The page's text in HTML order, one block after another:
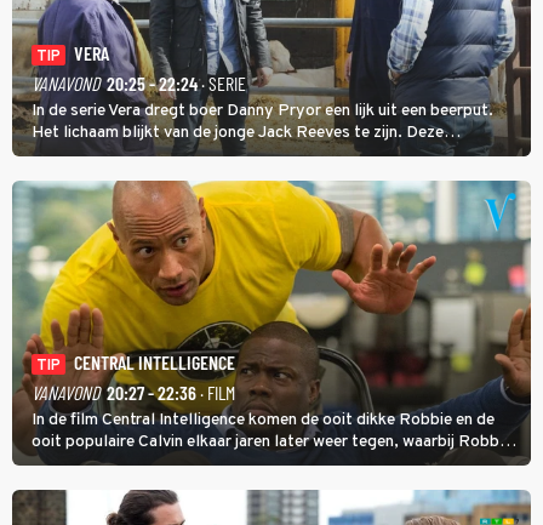
TIP
VERA
VANAVOND 20:25 - 22:24· SERIE
In de serie Vera dregt boer Danny Pryor een lijk uit een beerput.
Het lichaam blijkt van de jonge Jack Reeves te zijn. Deze
homoseksuele woonwagenbewoner had gebroken met zijn familie
en verliet het kamp met slaande ruzie.
TIP
CENTRAL INTELLIGENCE
VANAVOND 20:27 - 22:36· FILM
In de film Central Intelligence komen de ooit dikke Robbie en de
ooit populaire Calvin elkaar jaren later weer tegen, waarbij Robbie,
inmiddels supergespierd en werkzaam voor de CIA, Calvins hulp
goed kan gebruiken.